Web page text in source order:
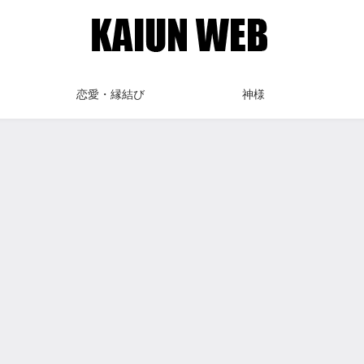
恋愛・縁結び 神様